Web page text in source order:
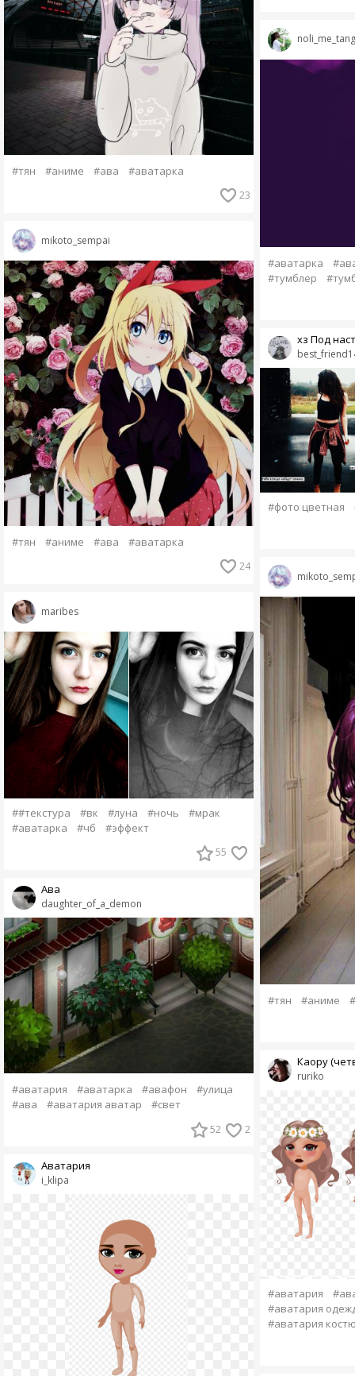
#тян #аниме #ава #аватарка
23
mikoto_sempai
#тян #аниме #ава #аватарка
24
maribes
##текстура #вк #луна #ночь
#мрак
#аватарка
#чб #эффект
55
daughter_of_a_demon
Ава
#аватария #аватарка #авафон
#улица
#ава
#аватария аватар #свет
52 2
i_klipa
Аватария
#аватарка
#тумблер
хз Под
#фото цветная
#тян #аниме
ruriko
Каору
#аватария
#аватария
#аватария